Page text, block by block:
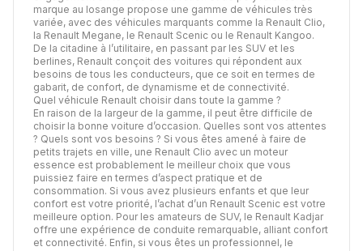
marque au losange propose une gamme de véhicules très
variée, avec des véhicules marquants comme la Renault Clio,
la Renault Megane, le Renault Scenic ou le Renault Kangoo.
De la citadine à l’utilitaire, en passant par les SUV et les
berlines, Renault conçoit des voitures qui répondent aux
besoins de tous les conducteurs, que ce soit en termes de
gabarit, de confort, de dynamisme et de connectivité.
Quel véhicule Renault choisir dans toute la gamme ?
En raison de la largeur de la gamme, il peut être difficile de
choisir la bonne voiture d’occasion. Quelles sont vos attentes
? Quels sont vos besoins ? Si vous êtes amené à faire de
petits trajets en ville, une Renault Clio avec un moteur
essence est probablement le meilleur choix que vous
puissiez faire en termes d’aspect pratique et de
consommation. Si vous avez plusieurs enfants et que leur
confort est votre priorité, l’achat d’un Renault Scenic est votre
meilleure option. Pour les amateurs de SUV, le Renault Kadjar
offre une expérience de conduite remarquable, alliant confort
et connectivité. Enfin, si vous êtes un professionnel, le